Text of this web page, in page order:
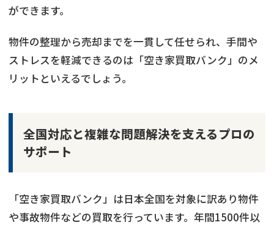
ができます。
物件の整理から売却までを一貫して任せられ、手間や
ストレスを軽減できるのは「空き家買取バンク」のメ
リットといえるでしょう。
全国対応と複雑な問題解決を支えるプロの
サポート
「空き家買取バンク」は日本全国を対象に訳あり物件
や事故物件などの買取を行っています。年間1500件以